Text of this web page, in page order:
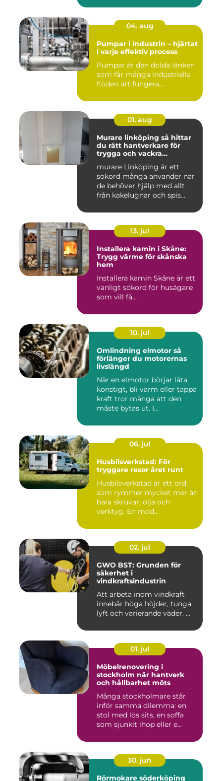
04. aug
Pumpar i industrin – hjärtat
i varje effektiv process
Pumpar är den dolda länken
som får många industriella
flöden att fungera....
01. aug
Murare linköping så hittar
du rätt hantverkare för
trygga och vackra
murare Linköping är ett
sökord många använder när
de behöver hjälp med allt
från kakelugnar och spis...
13. jul
Installera kamin i Skåne:
Trygg värme för skånska
hem
Installera kamin Skåne är ett
vanligt sökord för husägare
som vill få...
10. jul
Omlindning elmotor så
förlänger du motorernas
livslängd
När en elmotor börjar låta
konstigt, bli varm eller tappa
kraft tror många att den
måste bytas ut. I...
06. jul
Husbilsverkstad: För
tryggare resor året runt
Husbilsverkstad är ett ord
som rymmer mycket mer än
bara skruvar, olja och
verktyg. En mod...
02. jul
GWO BST: Grunden för
säkerhet i
vindkraftsindustrin
Att arbeta inom vindkraft
innebär höga höjder, tunga
lyft och varierande väder. ...
01. jul
Möbelrenovering i
stockholm när hantverk
och hållbarhet möts
Många stockholmare står
inför samma dilemma: en
stol med lös sits, en soffa
som sjunkit ihop eller e...
30. jun
Rörmokare söderköping